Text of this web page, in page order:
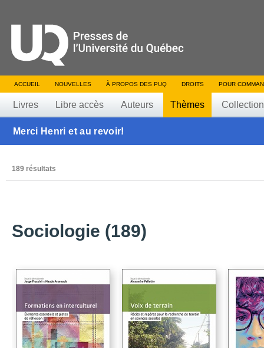
ACCUEIL NOUVELLES À PROPOS DES PUQ DROITS POUR
Livres Libre accès Auteurs Thèmes
Merci Henri et au revoir!
189 résultats
Sociologie (189)